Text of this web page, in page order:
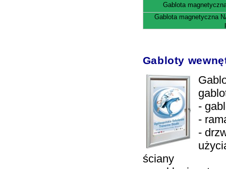
Gablota
Gablota magnetyczna
Gabloty
-
-
-
ściany